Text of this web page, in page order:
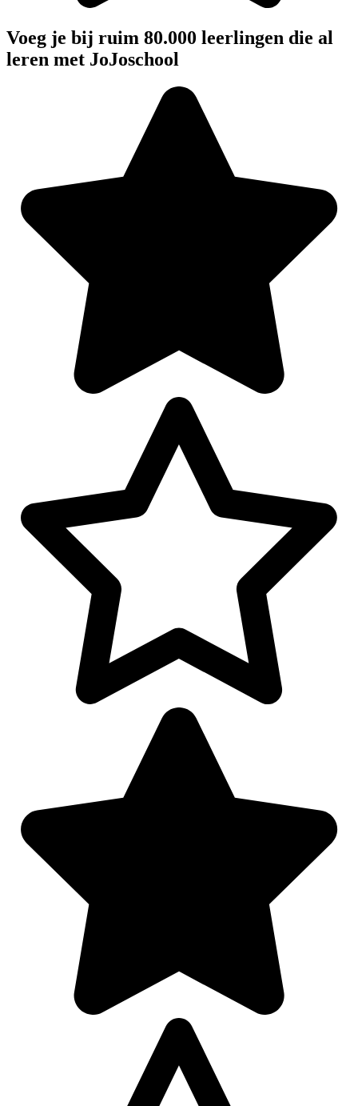
Voeg je bij ruim 80.000 leerlingen die al
leren met JoJoschool